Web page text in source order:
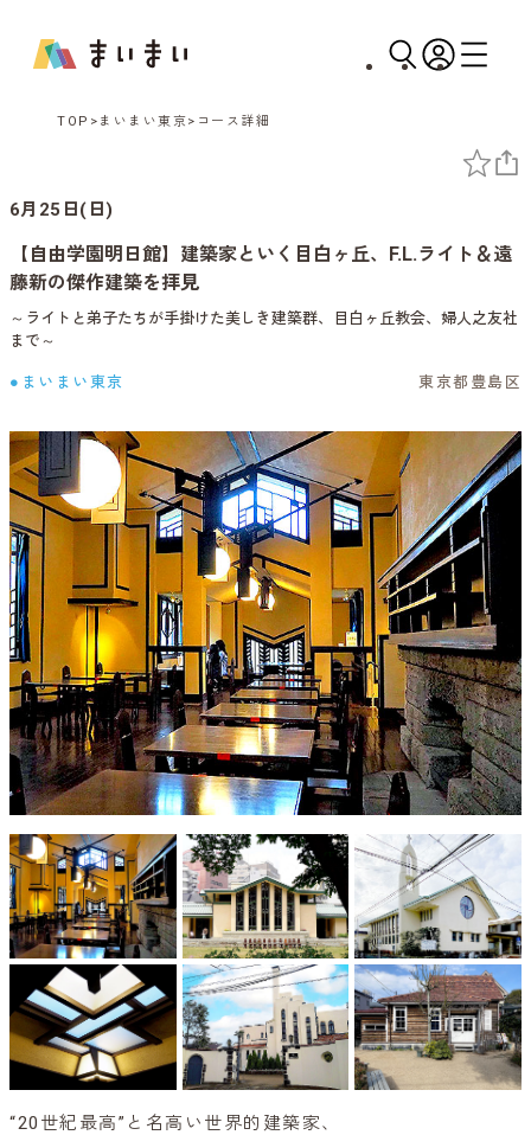
TOP まいまい東京 コース詳細
6月25日(日)
【自由学園明日館】建築家といく目白ヶ丘、F.L.ライト＆遠
藤新の傑作建築を拝見
～ライトと弟子たちが手掛けた美しき建築群、目白ヶ丘教会、婦人之友社
まで～
●まいまい東京 東京都豊島区
“20世紀最高”と名高い世界的建築家、